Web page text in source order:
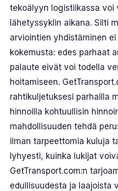
tekoälyyn logistiikassa voi
lähetyssyklin aikana. Silti
arviointien yhdistäminen
kokemusta: edes parhaat
palaute eivät voi todella
hoitamiseen.
rahtikuljetuksesi parhailla
hinnoilla kohtuullisin
mahdollisuuden tehdä
ilman tarpeettomia kuluja
lyhyesti, kuinka lukijat
GetTransport.com:n
edullisuudesta ja laajoista